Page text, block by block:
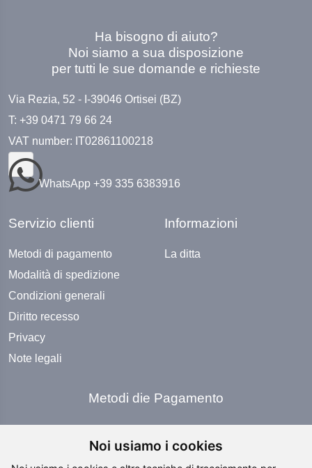
Noi usiamo i cookies
Ha bisogno di aiuto?
Noi siamo a sua disposizione
per tutti le sue domande e richieste
Via Rezia, 52 - I-39046 Ortisei (BZ)
T: +39 0471 79 66 24
VAT number: IT02861100218
WhatsApp +39 335 6383916
Servizio clienti
Metodi di pagamento
Modalità di spedizione
Condizioni generali
Diritto recesso
Privacy
Note legali
Informazioni
La ditta
Metodi die Pagamento